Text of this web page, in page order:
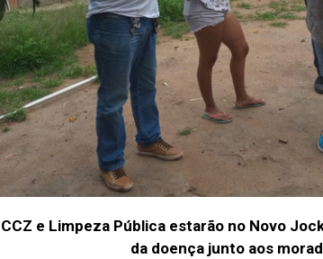
CCZ e Limpeza Pública estarão no Novo
da doença junto aos